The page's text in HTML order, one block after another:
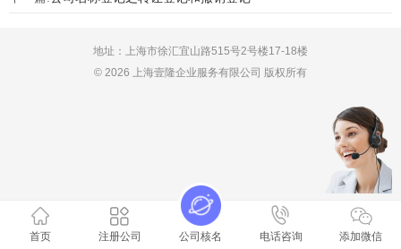
地址：上海市徐汇宜山路515号2号楼17-18楼
© 2026 上海壹隆企业服务有限公司 版权所有
首页 注册公司 公司核名 电话咨询 添加微信